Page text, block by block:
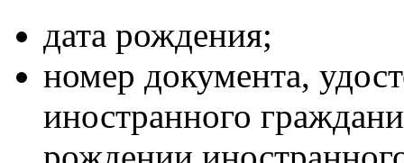
дата рождения;
номер документа,
иностранного